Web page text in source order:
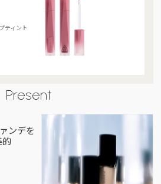
ティント
Present
ンデを
的